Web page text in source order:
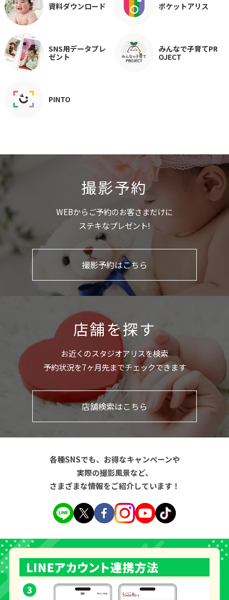
資料ダウンロード ポケットアリス
SNS用データプレ
ゼント
みんなで子育てPR
OJECT
PINTO
撮影予約
WEBからご予約のお客さまだけに
ステキなプレゼント!
撮影予約はこちら
店舗を探す
お近くのスタジオアリスを検索
予約状況を7ヶ月先までチェックできます
店舗検索はこちら
各種SNSでも、お得なキャンペーンや
実際の撮影風景など、
さまざまな情報をご紹介しています！